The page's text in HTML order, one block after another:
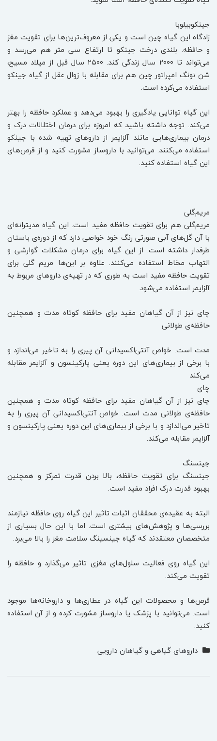
جینکوبیلوبا
زادگاه این گیاه چین است و یکی از معروف‌ترین‌ها برای تقویت مغز
و حافظه. بلندی درخت جینکو تا ارتفاع سی متر هم می‌رسد و
می‌تواند تا ۲۰۰۰ سال زندگی کند. ۲۵۰۰ سال قبل از میلاد مسیح،
شن نونگ امپراتور چین هم برای مقابله با زوال عقل از گیاه جینکو
استفاده می‌کرده است.
این گیاه توانایی یادگیری را بهبود می‌دهد و عملکرد حافظه را بهتر
می‌کند. توجه داشته باشید که امروزه برای درمان اختلالات درک و
درمان بیماری‌هایی مانند آلزایمر از داروهای تهیه شده با جینکو
استفاده می‌کنند. می‌توانید با داروساز مشورت کنید و از قرص‌های
این گیاه استفاده کنید.
مریم‌گلی
مریم‌گلی هم برای تقویت حافظه مفید است. این گیاه مدیترانه‌ای
با آن گل‌های آبی صورتی رنگ خود خواصی دارد که از دوره‌ی باستان
طرفدار داشته است. از این گیاه برای درمان مشکلات گوارشی و
التهاب مخاط استفاده می‌کنند. علاوه بر این‌ها مریم گلی برای
تقویت حافظه مفید است به طوری که در تهیه‌ی داروهای مربوط به
آلزایمر استفاده می‌شود.
چای نیز از آن گیاهان مفید برای حافظه کوتاه مدت و همچنین
حافظه‌ی طولانی
مدت است. خواص آنتی‌اکسیدانی آن پیری را به تاخیر می‌اندازد و
با برخی از بیماری‌های این دوره یعنی پارکینسون و آلزایمر مقابله
می‌کند
چای
چای نیز از آن گیاهان مفید برای حافظه کوتاه مدت و همچنین
حافظه‌ی طولانی مدت است. خواص آنتی‌اکسیدانی آن پیری را به
تاخیر می‌اندازد و با برخی از بیماری‌های این دوره یعنی پارکینسون و
آلزایمر مقابله می‌کند.
جینسنگ
جینسنگ برای تقویت حافظه، بالا بردن قدرت تمرکز و همچنین
بهبود قدرت درک افراد مفید است.
البته به عقیده‌ی محققان اثبات تاثیر این گیاه روی حافظه نیازمند
بررسی‌ها و پژوهش‌های بیشتری است. اما با این حال بسیاری از
متخصصان معتقدند که گیاه جینسینگ سلامت مغز را بالا می‌برد.
این گیاه روی فعالیت سلول‌های مغزی تاثیر می‌گذارد و حافظه را
تقویت می‌کند.
قرص‌ها و محصولات این گیاه در عطاری‌ها و داروخانه‌ها موجود
است. می‌توانید با پزشک یا داروساز مشورت کرده و از آن استفاده
کنید.
داروهای گیاهی و گیاهان دارویی